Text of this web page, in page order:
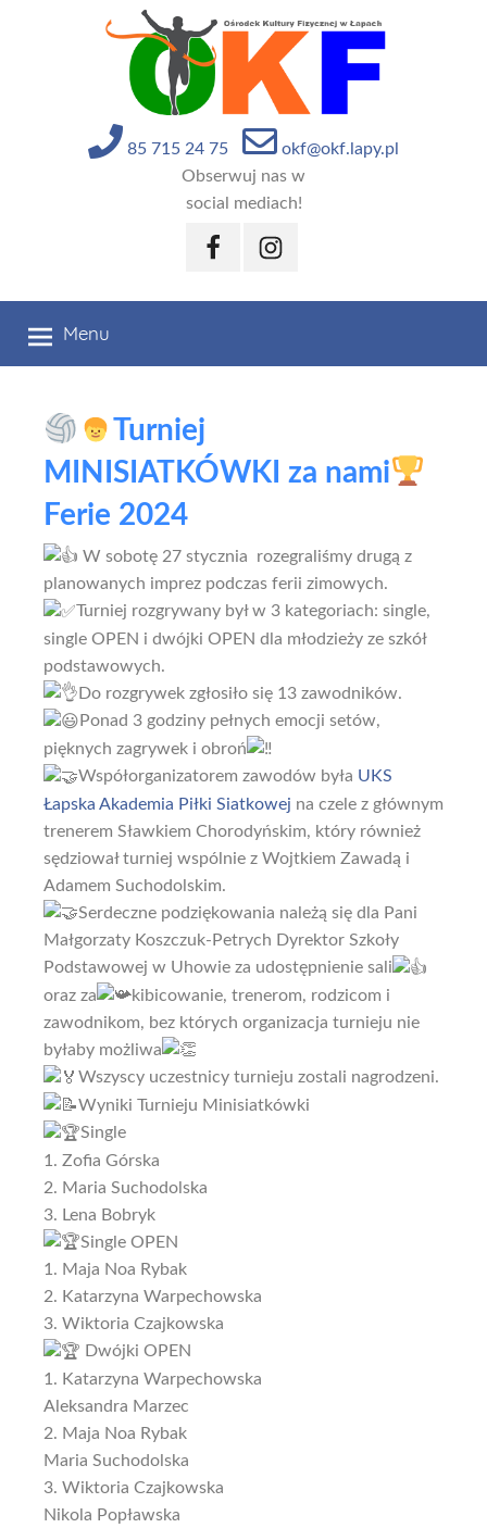
85 715 24 75
okf@okf.lapy.pl
Obserwuj nas w
social mediach!
FacebookInstagram
Menu
Turniej
MINISIATKÓWKI za nami
Ferie 2024
W sobotę 27 stycznia rozegraliśmy drugą z
planowanych imprez podczas ferii zimowych.
Turniej rozgrywany był w 3 kategoriach: single,
single OPEN i dwójki OPEN dla młodzieży ze szkół
podstawowych.
Do rozgrywek zgłosiło się 13 zawodników.
Ponad 3 godziny pełnych emocji setów,
pięknych zagrywek i obroń
Współorganizatorem zawodów była UKS
Łapska Akademia Piłki Siatkowej na czele z głównym
trenerem Sławkiem Chorodyńskim, który również
sędziował turniej wspólnie z Wojtkiem Zawadą i
Adamem Suchodolskim.
Serdeczne podziękowania należą się dla Pani
Małgorzaty Koszczuk-Petrych Dyrektor Szkoły
Podstawowej w Uhowie za udostępnienie sali
oraz za
kibicowanie, trenerom, rodzicom i
zawodnikom, bez których organizacja turnieju nie
byłaby możliwa
Wszyscy uczestnicy turnieju zostali nagrodzeni.
Wyniki Turnieju Minisiatkówki
Single
1. Zofia Górska
2. Maria Suchodolska
3. Lena Bobryk
Single OPEN
1. Maja Noa Rybak
2. Katarzyna Warpechowska
3. Wiktoria Czajkowska
Dwójki OPEN
1. Katarzyna Warpechowska
Aleksandra Marzec
2. Maja Noa Rybak
Maria Suchodolska
3. Wiktoria Czajkowska
Nikola Popławska